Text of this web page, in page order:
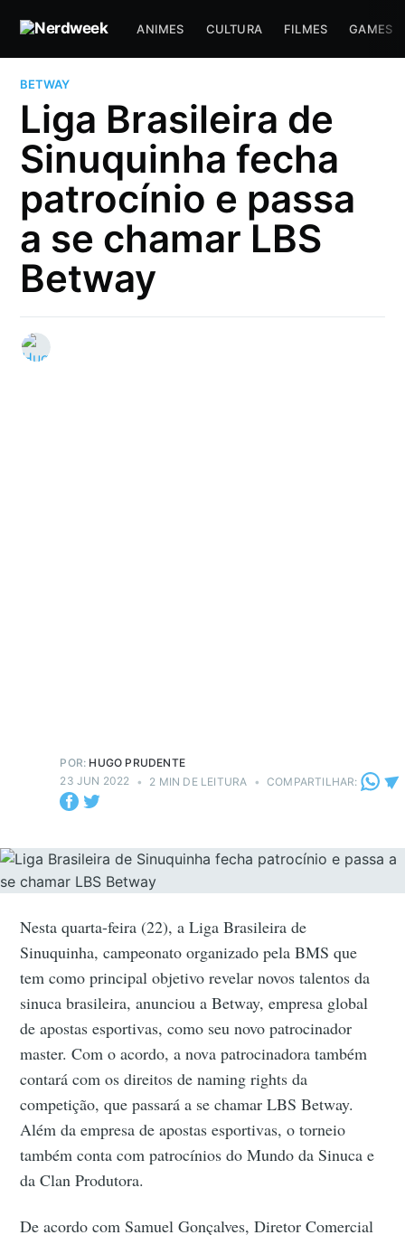
ANIMES CULTURA FILMES GAMES
BETWAY
Liga Brasileira de
Sinuquinha fecha
patrocínio e passa
a se chamar LBS
Betway
POR: HUGO PRUDENTE
23 JUN 2022 • 2 MIN DE LEITURA • COMPARTILHAR:
Nesta quarta-feira (22), a Liga Brasileira de
Sinuquinha, campeonato organizado pela BMS que
tem como principal objetivo revelar novos talentos da
sinuca brasileira, anunciou a Betway, empresa global
de apostas esportivas, como seu novo patrocinador
master. Com o acordo, a nova patrocinadora também
contará com os direitos de naming rights da
competição, que passará a se chamar LBS Betway.
Além da empresa de apostas esportivas, o torneio
também conta com patrocínios do Mundo da Sinuca e
da Clan Produtora.
De acordo com Samuel Gonçalves, Diretor Comercial